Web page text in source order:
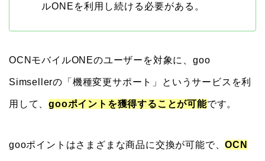
ルONEを利用し続ける必要がある。
OCNモバイルONEのユーザーを対象に、goo
Simsellerの「機種変更サポート」というサービスを利
用して、gooポイントを獲得することが可能です。
gooポイントはさまざまな商品に交換が可能で、OCN